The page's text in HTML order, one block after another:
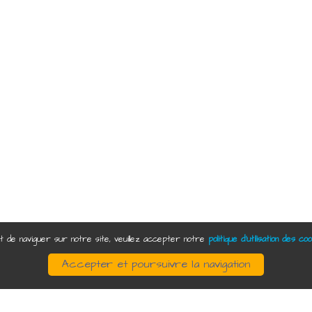
de Noé
de naviguer sur notre site, veuillez accepter notre politique d'utilisation des
Accepter et poursuivre la navigation